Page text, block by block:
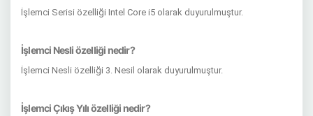
İşlemci Serisi özelliği Intel Core i5 olarak duyurulmuştur.
İşlemci Nesli özelliği nedir?
İşlemci Nesli özelliği 3. Nesil olarak duyurulmuştur.
İşlemci Çıkış Yılı özelliği nedir?